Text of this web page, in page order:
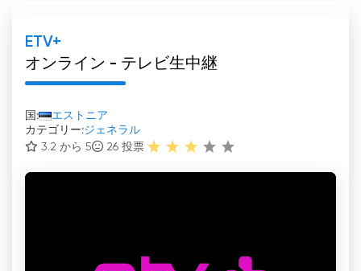
ETV+
オンライン - テレビ生中継
国:
エストニア
カテゴリー:ジェネラル
3.2 から 5
26 投票